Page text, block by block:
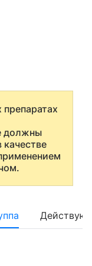
должны
качестве